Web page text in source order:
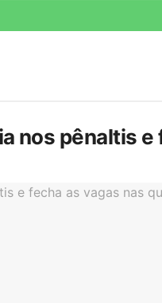
nos pênaltis